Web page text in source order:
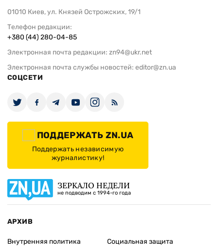
01010 Киев, ул. Князей Острожских, 19/1
Телефон редакции:
+380 (44) 280-04-85
Электронная почта редакции: zn94@ukr.net
Электронная почта службы новостей: editor@zn.ua
СОЦСЕТИ
ПОДДЕРЖАТЬ ZN.UA
Поддержать независимую
журналистику!
ЗЕРКАЛО НЕДЕЛИ
не подводим с 1994-го года
АРХИВ
Внутренняя политика
Социальная защита